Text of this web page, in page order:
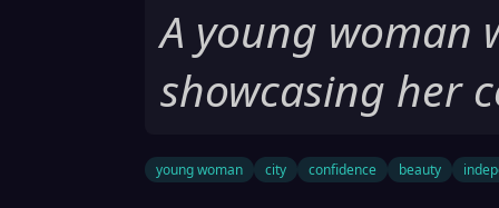
A young woman
showcasing her
young woman city confidence beauty